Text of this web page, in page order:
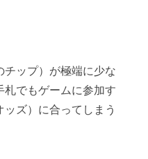
チップ）が極端に少な
札でもゲームに参加す
ズ）に合ってしまう